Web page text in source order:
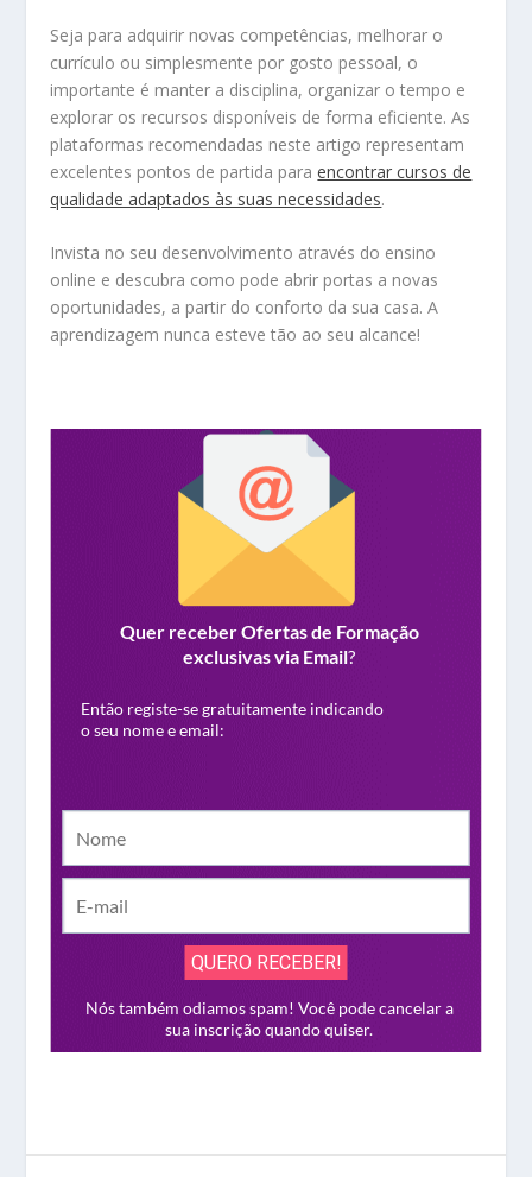
Seja para adquirir novas competências, melhorar o
currículo ou simplesmente por gosto pessoal, o
importante é manter a disciplina, organizar o tempo e
explorar os recursos disponíveis de forma eficiente. As
plataformas recomendadas neste artigo representam
excelentes pontos de partida paraencontrar cursos de
qualidade adaptados às suas necessidades.
Invista no seu desenvolvimento através do ensino
online e descubra como pode abrir portas a novas
oportunidades, a partir do conforto da sua casa. A
aprendizagem nunca esteve tão ao seu alcance!